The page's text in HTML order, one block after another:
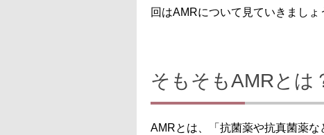
回はAMRについて見ていきましょ
そもそもAMRとは
AMRとは、「抗菌薬や抗真菌薬